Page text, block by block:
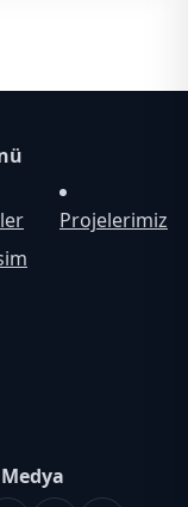
Projelerimiz